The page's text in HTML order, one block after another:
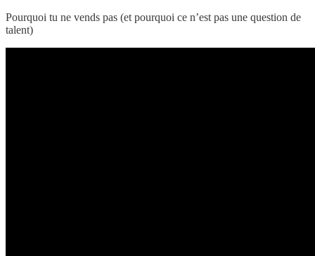
Pourquoi tu ne vends pas (et pourquoi ce n’est pas une question de
talent)